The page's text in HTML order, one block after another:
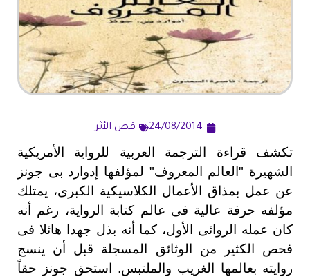
24/08/2014 قص الأثر
تكشف قراءة الترجمة العربية للرواية الأمريكية
الشهيرة "العالم المعروف" لمؤلفها إدوارد بى جونز
عن عمل بمذاق الأعمال الكلاسيكية الكبرى، يمتلك
مؤلفه حرفة عالية فى عالم كتابة الرواية، رغم أنه
كان عمله الروائى الأول، كما أنه بذل جهدا هائلا فى
فحص الكثير من الوثائق المسجلة قبل أن ينسج
روايته بعالمها الغريب والملتبس. استحق جونز حقاً